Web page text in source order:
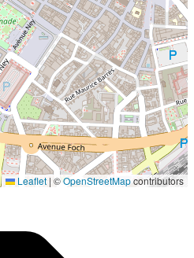
Leaflet | ©OpenStreetMapcontributors